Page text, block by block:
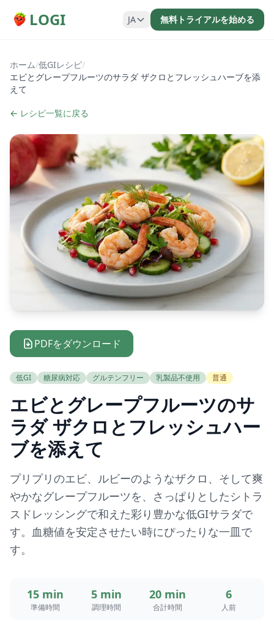
LOGI JA 無料トライアルを始める
ホーム/低GIレシピ/
エビとグレープフルーツのサラダ ザクロとフレッシュハーブを添
えて
← レシピ一覧に戻る
PDFをダウンロード
低GI 糖尿病対応 グルテンフリー 乳製品不使用 普通
エビとグレープフルーツのサ
ラダ ザクロとフレッシュハー
ブを添えて
プリプリのエビ、ルビーのようなザクロ、そして爽
やかなグレープフルーツを、さっぱりとしたシトラ
スドレッシングで和えた彩り豊かな低GIサラダで
す。血糖値を安定させたい時にぴったりな一皿で
す。
15 min
準備時間
5 min
調理時間
20 min
合計時間
6
人前